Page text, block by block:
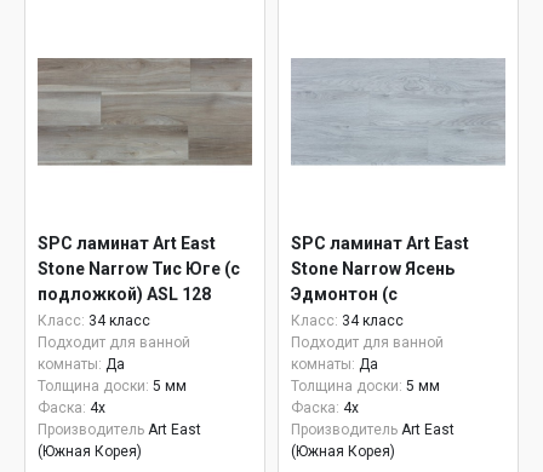
SPC ламинат Art East
Stone Narrow Тис Юге (с
подложкой) ASL 128
Класс: 34 класс
Подходит для ванной
комнаты: Да
Толщина доски: 5 мм
Фаска: 4x
Производитель Art East
(Южная Корея)
SPC ламинат Art East
Stone Narrow Ясень
Эдмонтон (с
подложкой) ASL 127
Класс: 34 класс
Подходит для ванной
комнаты: Да
Толщина доски: 5 мм
Фаска: 4x
Производитель Art East
(Южная Корея)